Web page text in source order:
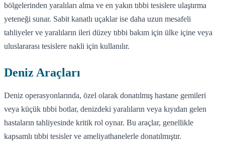
bölgelerinden yaralıları alma ve en yakın tıbbi tesislere ulaştırma
yeteneği sunar. Sabit kanatlı uçaklar ise daha uzun mesafeli
tahliyeler ve yaralıların ileri düzey tıbbi bakım için ülke içine veya
uluslararası tesislere nakli için kullanılır.
Deniz Araçları
Deniz operasyonlarında, özel olarak donatılmış hastane gemileri
veya küçük tıbbi botlar, denizdeki yaralıların veya kıyıdan gelen
hastaların tahliyesinde kritik rol oynar. Bu araçlar, genellikle
kapsamlı tıbbi tesisler ve ameliyathanelerle donatılmıştır.